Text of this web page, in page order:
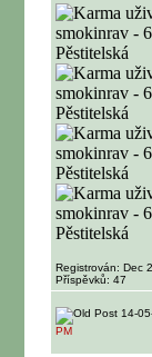
Registrován: Dec
Příspěvků: 47
14-
PM